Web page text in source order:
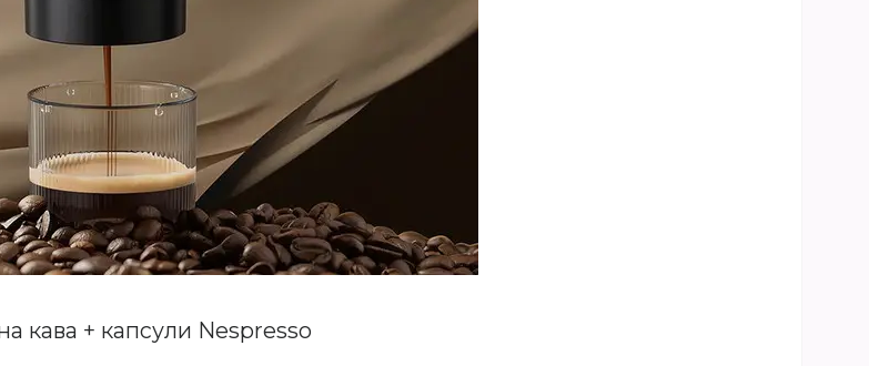
кава + капсули Nespresso